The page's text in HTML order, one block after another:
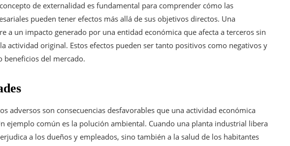
de externalidad es fundamental para comprender cómo las
pueden tener efectos más allá de sus objetivos directos. Una
a un impacto generado por una entidad económica que afecta a terceros sin
actividad original. Estos efectos pueden ser tanto positivos como negativos y
beneficios del mercado.
adversos son consecuencias desfavorables que una actividad económica
ejemplo común es la polución ambiental. Cuando una planta industrial libera
a los dueños y empleados, sino también a la salud de los habitantes